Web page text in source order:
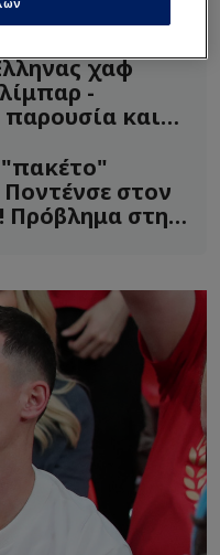
χαφ
-
παρουσία και
στον
στην